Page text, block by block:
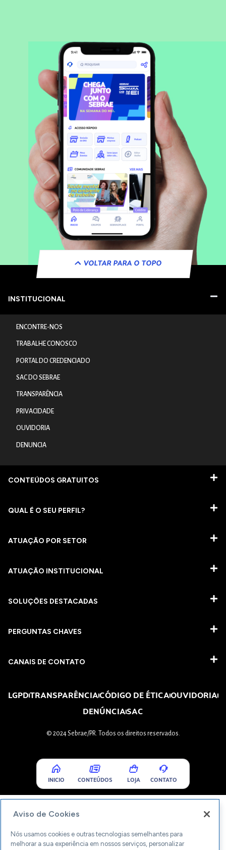
VOLTAR PARA O TOPO
INSTITUCIONAL
ENCONTRE-NOS
TRABALHE CONOSCO
PORTAL DO CREDENCIADO
SAC DO SEBRAE
TRANSPARÊNCIA
PRIVACIDADE
OUVIDORIA
DENUNCIA
CONTEÚDOS GRATUITOS
QUAL É O SEU PERFIL?
ATUAÇÃO POR SETOR
ATUAÇÃO INSTITUCIONAL
SOLUÇÕES DESTACADAS
PERGUNTAS CHAVES​
CANAIS DE CONTATO
LGPDTRANSPARÊNCIACÓDIGO DE ÉTICAOUVIDORIA
DENÚNCIASAC
© 2024 Sebrae/PR. Todos os direitos reservados.
INICIO CONTEÚDOS LOJA CONTATO
Aviso de Cookies
Nós usamos cookies e outras tecnologias semelhantes para
melhorar a sua experiência em nossos serviços, personalizar